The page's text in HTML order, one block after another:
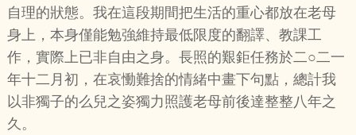
自理的狀態。我在這段期間把生活的重心都放在老母
身上，本身僅能勉強維持最低限度的翻譯、教課工
作，實際上已非自由之身。長照的艱鉅任務於二○二一
年十二月初，在哀慟難捨的情緒中畫下句點，總計我
以非獨子的么兒之姿獨力照護老母前後達整整八年之
久。